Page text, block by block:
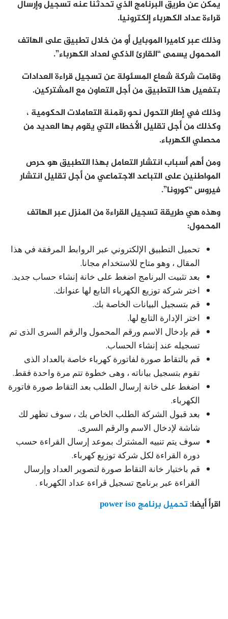
يمكن عن طريق البرنامج الذي تحدثنا عنه تسجيل وإرسال
قراءة عداد الكهرباء إلكترونيا.
وذلك عبر كاميرا الموبايل أو من خلال تطبيق على الهاتف
المحمول يسمى “القارئ الذكي لعداد الكهرباء”.
وقامت شركة شعاع المسئولة عن تسجيل قراءة العدادات
بتفعيل هذا التطبيق من أجل التعاون مع المشتركين.
وذلك في إطار التحول نحو رقمنة التعاملات الحكومية ،
وكذلك من أجل تقليل الأخطاء التي يقوم بها العديد من
محصلي الكهرباء.
ومن أهم أسباب انتشار التعامل بهذا التطبيق هو حرص
المواطنين على التباعد الاجتماعي من أجل تقليل انتشار
فيروس “كورونا”.
وهذه هي طريقة تسجيل القراءة من المنزل عبر الهاتف
المحمول:
تحميل التطبيق الإلكتروني عبر الروابط المرفقة في هذا
المقال ، وهو متاح للاستخدام مجانا.
بعد تثبيت البرنامج اضغط على خانة إنشاء حساب جديد.
اختر شركة توزيع الكهرباء التابع لها عنوانك.
قم بتسجيل البيانات الخاصة بك.
اختر الإدارة التابع لها.
قم بإدخال الاسم ورقم المحمول والرقم السرى الذى تم
تسجيله عند إنشاء الحساب.
قم بالتقاط صورة لفاتورة كهرباء خاصة بالعداد الذى
تقوم بتسجيل بياناته ، وهى خطوة تتم مرة واحدة فقط.
اضغط على خانة إرسال الطلب بعد التقاط صورة فاتورة
الكهرباء.
بعد قبول الشركة الطلب الخاص بك ، سوف تظهر لك
شاشة لإدخال الاسم والرقم السرى.
سوف يتم تنبيه المشترك بموعد إرسال القراءة حسب
دورة القراءة لكل شركة توزيع كهرباء.
قم باختيار خانة التقاط صورة لتصوير العداد وإرسال
القراءة عبر برنامج تسجيل قراءة عداد الكهرباء .
اقرأ أيضا:تحميل برنامج power iso